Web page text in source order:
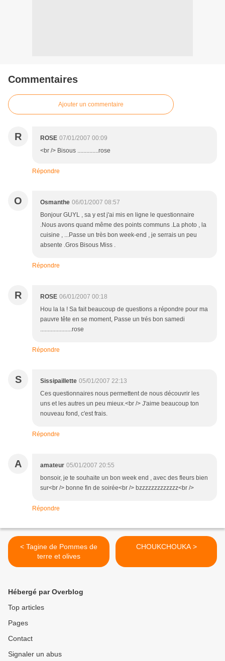
Commentaires
Ajouter un commentaire
R ROSE 07/01/2007 00:09
<br /> Bisous ..............rose
Répondre
O Osmanthe 06/01/2007 08:57
Bonjour GUYL , sa y est j'ai mis en ligne le questionnaire
.Nous avons quand même des points communs .La photo , la
cuisine , ...Passe un très bon week-end , je serrais un peu
absente .Gros Bisous Miss .
Répondre
R ROSE 06/01/2007 00:18
Hou la la ! Sa fait beaucoup de questions a répondre pour ma
pauvre tête en se moment, Passe un trés bon samedi
.....................rose
Répondre
S Sissipaillette 05/01/2007 22:13
Ces questionnaires nous permettent de nous découvrir les
uns et les autres un peu mieux.<br /> J'aime beaucoup ton
nouveau fond, c'est frais.
Répondre
A amateur 05/01/2007 20:55
bonsoir, je te souhaite un bon week end , avec des fleurs bien
sur<br /> bonne fin de soirée<br /> bzzzzzzzzzzzzz<br />
Répondre
< Tagine de Pommes de
terre et olives
CHOUKCHOUKA >
Hébergé par Overblog
Top articles
Pages
Contact
Signaler un abus